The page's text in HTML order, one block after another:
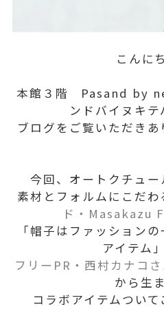
こんに
本館３階 Pasand by
ンドバイヌキ
ブログをご覧いただきあ
今回、オートクチュ
素材とフォルムにこだわ
ド・Masakazu
「帽子はファッション
アイテム
フリーPR・西村カナコさ
から生
コラボアイテムつい